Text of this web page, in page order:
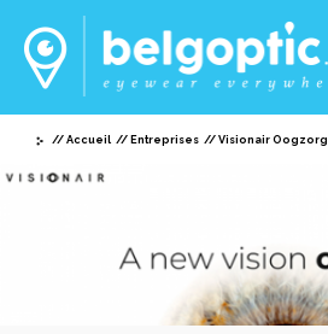
Accueil Entreprises Visionair Oogzorg